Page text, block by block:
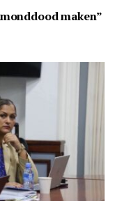
maken”